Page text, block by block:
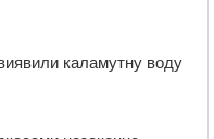
каламутну воду